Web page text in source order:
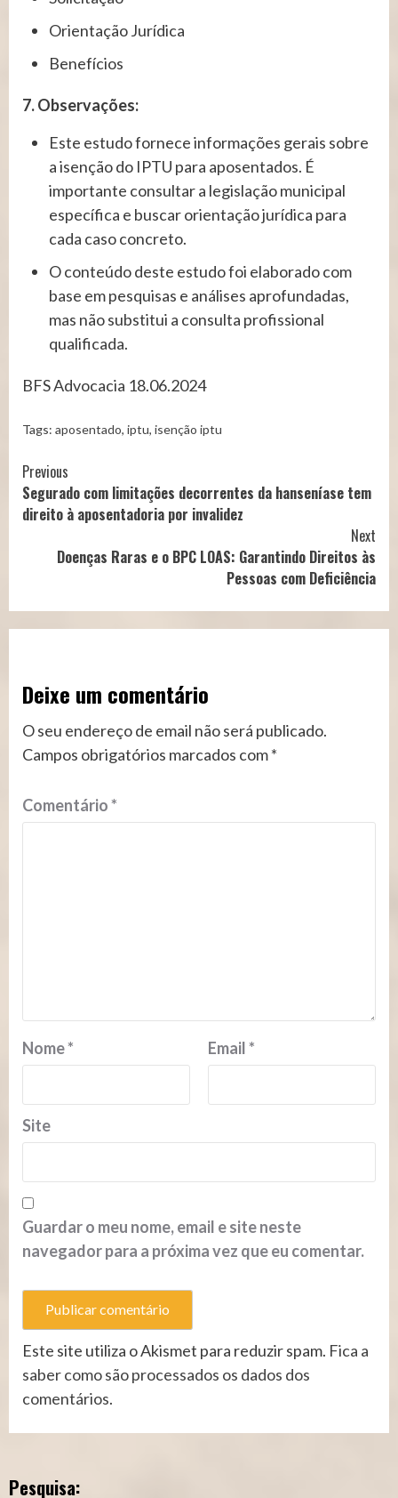
Orientação Jurídica
Benefícios
7. Observações:
Este estudo fornece informações gerais sobre
a isenção do IPTU para aposentados. É
importante consultar a legislação municipal
específica e buscar orientação jurídica para
cada caso concreto.
O conteúdo deste estudo foi elaborado com
base em pesquisas e análises aprofundadas,
mas não substitui a consulta profissional
qualificada.
BFS Advocacia 18.06.2024
Tags: aposentado, iptu, isenção iptu
Continue
Reading
Previous
Segurado com limitações decorrentes da hanseníase tem
direito à aposentadoria por invalidez
Next
Doenças Raras e o BPC LOAS: Garantindo Direitos às
Pessoas com Deficiência
Deixe um comentário
O seu endereço de email não será publicado.
Campos obrigatórios marcados com*
Comentário*
Nome* Email*
Site
Guardar o meu nome, email e site neste
navegador para a próxima vez que eu comentar.
Este site utiliza o Akismet para reduzir spam. Fica a
saber como são processados os dados dos
comentários.
Pesquisa: